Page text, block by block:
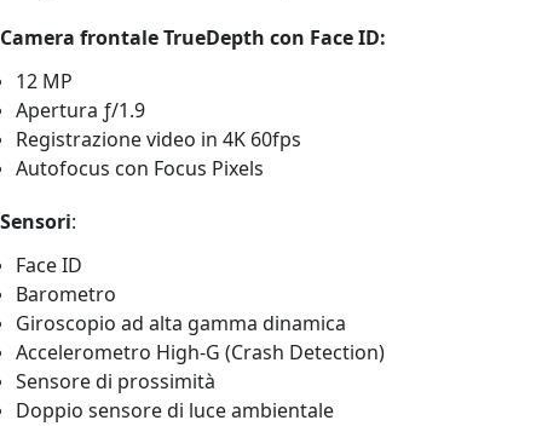
Camera frontale TrueDepth con Face ID:
12 MP
Apertura ƒ/1.9
Registrazione video in 4K 60fps
Autofocus con Focus Pixels
Sensori:
Face ID
Barometro
Giroscopio ad alta gamma dinamica
Accelerometro High-G (Crash Detection)
Sensore di prossimità
Doppio sensore di luce ambientale